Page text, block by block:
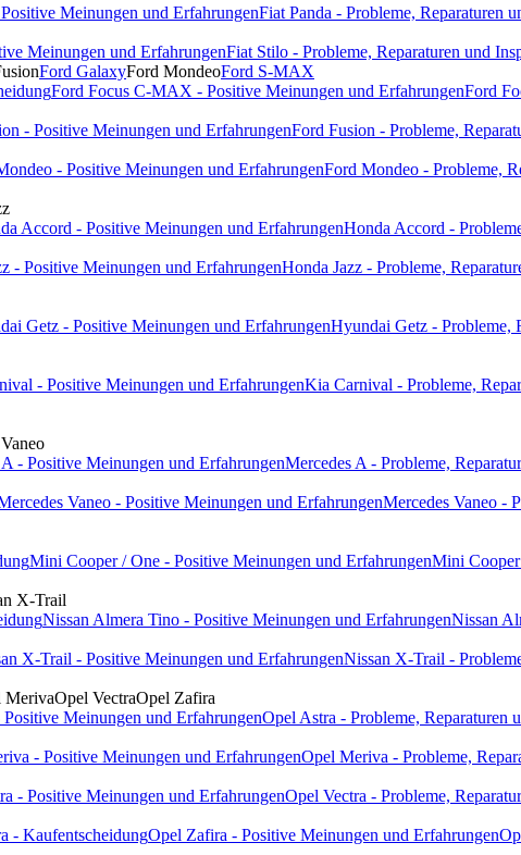
Meinungen und ErfahrungenFiat Panda - Probleme, Reparaturen
Meinungen und ErfahrungenFiat Stilo - Probleme, Reparaturen und
Ford GalaxyFord MondeoFord S-MAX
Ford Focus C-MAX - Positive Meinungen und ErfahrungenFord
- Positive Meinungen und ErfahrungenFord Fusion - Probleme,
- Positive Meinungen und ErfahrungenFord Mondeo - Probleme,
Accord - Positive Meinungen und ErfahrungenHonda Accord -
- Positive Meinungen und ErfahrungenHonda Jazz - Probleme,
Getz - Positive Meinungen und ErfahrungenHyundai Getz - Probleme,
- Positive Meinungen und ErfahrungenKia Carnival - Probleme,
- Positive Meinungen und ErfahrungenMercedes A - Probleme,
Vaneo - Positive Meinungen und ErfahrungenMercedes Vaneo -
Mini Cooper / One - Positive Meinungen und ErfahrungenMini Cooper
X-Trail
Nissan Almera Tino - Positive Meinungen und ErfahrungenNissan
X-Trail - Positive Meinungen und ErfahrungenNissan X-Trail -
MerivaOpel VectraOpel Zafira
Meinungen und ErfahrungenOpel Astra - Probleme, Reparaturen
- Positive Meinungen und ErfahrungenOpel Meriva - Probleme,
- Positive Meinungen und ErfahrungenOpel Vectra - Probleme,
- KaufentscheidungOpel Zafira - Positive Meinungen und Erfahrungen